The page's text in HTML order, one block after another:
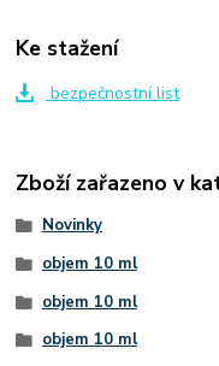
Ke stažení
bezpečnostní list
Zboží zařazeno v
Novinky
objem 10 ml
objem 10 ml
objem 10 ml